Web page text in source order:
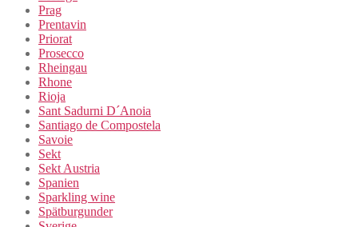
Prag
Prentavin
Priorat
Prosecco
Rheingau
Rhone
Rioja
Sant Sadurni D´Anoia
Santiago de Compostela
Savoie
Sekt
Sekt Austria
Spanien
Sparkling wine
Spätburgunder